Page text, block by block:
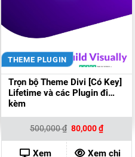
THEME PLUGIN
Trọn bộ Theme Divi [Có Key]
Lifetime và các Plugin đi
kèm
500,000₫ Giá
gốc
là:
500,000 ₫.
80,000₫Giá
hiện
tại
là:
Xem
Xem chi